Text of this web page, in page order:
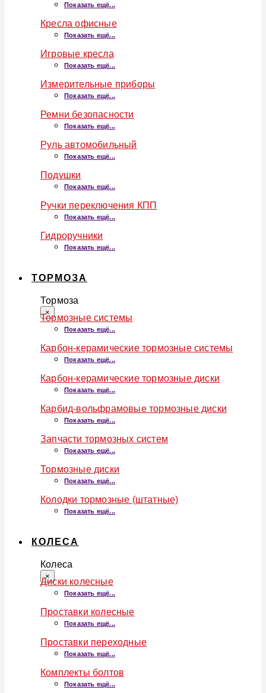
Показать ещё...
Кресла офисные
Показать ещё...
Игровые кресла
Показать ещё...
Измерительные приборы
Показать ещё...
Ремни безопасности
Показать ещё...
Руль автомобильный
Показать ещё...
Подушки
Показать ещё...
Ручки переключения КПП
Показать ещё...
Гидроручники
Показать ещё...
ТОРМОЗА
Тормоза
×
Тормозные системы
Показать ещё...
Карбон-керамические тормозные системы
Показать ещё...
Карбон-керамические тормозные диски
Показать ещё...
Карбид-вольфрамовые тормозные диски
Показать ещё...
Запчасти тормозных систем
Показать ещё...
Тормозные диски
Показать ещё...
Колодки тормозные (штатные)
Показать ещё...
КОЛЕСА
Колеса
×
Диски колесные
Показать ещё...
Проставки колесные
Показать ещё...
Проставки переходные
Показать ещё...
Комплекты болтов
Показать ещё...